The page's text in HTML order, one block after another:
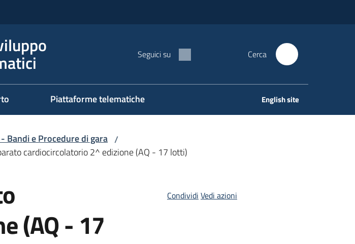
Seguici su Cerca
Piattaforme telematiche English site
Bandi e Procedure di gara /
cardiocircolatorio 2^ edizione (AQ - 17 lotti)
(AQ - 17
Condividi Vedi azioni